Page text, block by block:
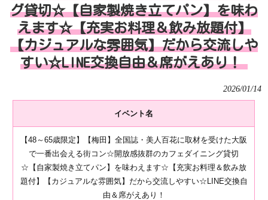
グ貸切☆【自家製焼き立てパン】を味わ
えます☆【充実お料理＆飲み放題付】
【カジュアルな雰囲気】だから交流しや
すい☆LINE交換自由＆席がえあり！
2026/01/14
イベント名
【48～65歳限定】【梅田】全国誌・美人百花に取材を受けた大阪
で一番出会える街コン☆開放感抜群のカフェダイニング貸切
☆【自家製焼き立てパン】を味わえます☆【充実お料理＆飲み放
題付】【カジュアルな雰囲気】だから交流しやすい☆LINE交換自
由＆席がえあり！